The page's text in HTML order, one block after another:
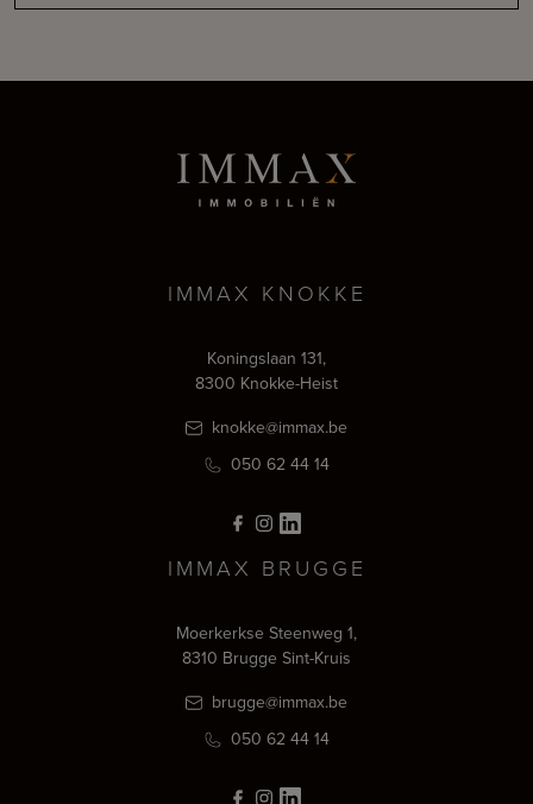
IMMAX KNOKKE
Koningslaan 131,
8300 Knokke-Heist
knokke@immax.be
050 62 44 14
IMMAX BRUGGE
Moerkerkse Steenweg 1,
8310 Brugge Sint-Kruis
brugge@immax.be
050 62 44 14